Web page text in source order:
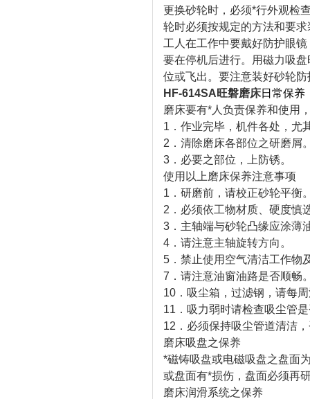
更换砂轮时，必须*行外观检
轮时必须按规定的方法和要
工人在工作中要戴好防护眼
要在停机后进行。用磁力吸
位或飞出。要注意装好砂轮
HF-614SA 旺磐磨床日常保养
磨床要有*人负责保养和使用
1．作业完毕，机件各处，尤
2．清除磨床各部位之研磨屑
3．必要之部位，上防锈。
使用以上磨床保养注意事项
1．研磨前，请校正砂轮平衡
2．必须依工物材质、硬度慎
3．主轴端与砂轮凸缘应涂薄
4．请注意主轴旋转方向。
5．禁止使用空气清洁工作物
7．请注意油窗油路是否顺畅
10．吸尘箱，过滤钢，请每
11．吸力弱时请检查吸尘管
12．必须保持吸尘管道清洁
磨床吸盘之保养
*磁铸吸盘或电磁吸盘之盘面
或盘面有*损伤，盘面必须再
磨床润滑系统之保养